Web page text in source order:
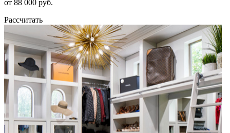
от 88 000 руб.
Рассчитать